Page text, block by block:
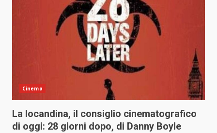
Cinema
La locandina, il consiglio cinematografico
di oggi: 28 giorni dopo, di Danny Boyle